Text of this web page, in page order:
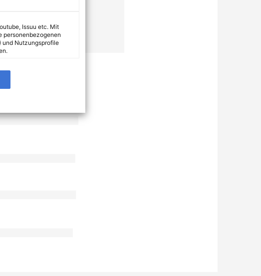
Issuu etc. Mit
personenbezogenen
und Nutzungsprofile